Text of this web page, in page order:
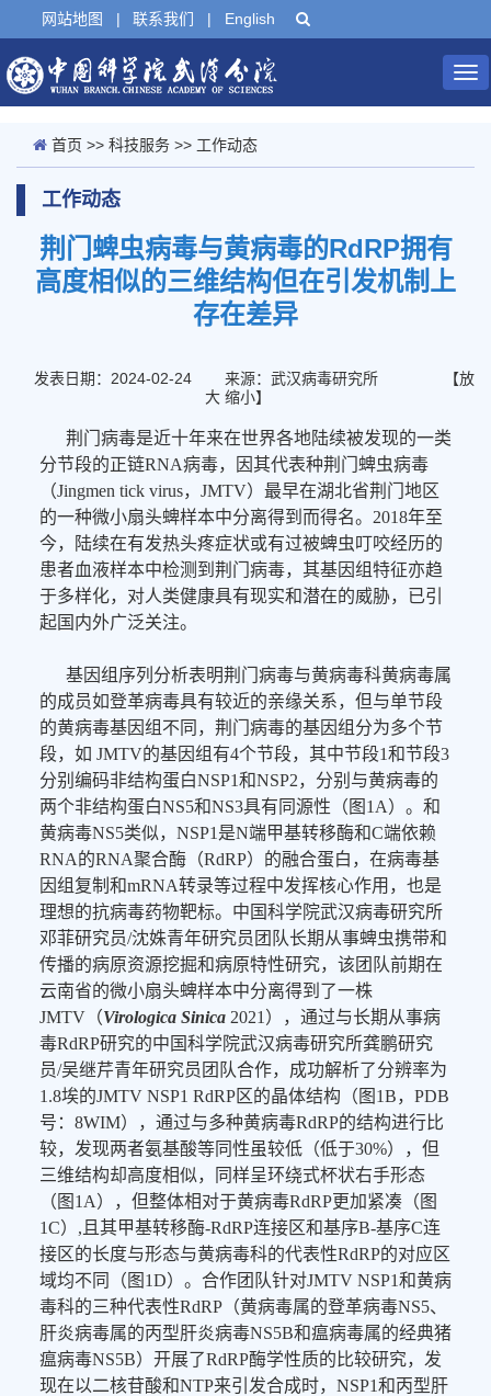
网站地图 | 联系我们 | English
首页 >> 科技服务 >> 工作动态
工作动态
荆门蜱虫病毒与黄病毒的RdRP拥有
高度相似的三维结构但在引发机制上
存在差异
发表日期：2024-02-24 来源：武汉病毒研究所 【放
大 缩小】
荆门病毒是近十年来在世界各地陆续被发现的一类
分节段的正链RNA病毒，因其代表种荆门蜱虫病毒
（Jingmen tick virus，JMTV）最早在湖北省荆门地区
的一种微小扇头蜱样本中分离得到而得名。2018年至
今，陆续在有发热头疼症状或有过被蜱虫叮咬经历的
患者血液样本中检测到荆门病毒，其基因组特征亦趋
于多样化，对人类健康具有现实和潜在的威胁，已引
起国内外广泛关注。
基因组序列分析表明荆门病毒与黄病毒科黄病毒属
的成员如登革病毒具有较近的亲缘关系，但与单节段
的黄病毒基因组不同，荆门病毒的基因组分为多个节
段，如 JMTV的基因组有4个节段，其中节段1和节段3
分别编码非结构蛋白NSP1和NSP2，分别与黄病毒的
两个非结构蛋白NS5和NS3具有同源性（图1A）。和
黄病毒NS5类似，NSP1是N端甲基转移酶和C端依赖
RNA的RNA聚合酶（RdRP）的融合蛋白，在病毒基
因组复制和mRNA转录等过程中发挥核心作用，也是
理想的抗病毒药物靶标。中国科学院武汉病毒研究所
邓菲研究员/沈姝青年研究员团队长期从事蜱虫携带和
传播的病原资源挖掘和病原特性研究，该团队前期在
云南省的微小扇头蜱样本中分离得到了一株
JMTV（Virologica Sinica 2021），通过与长期从事病
毒RdRP研究的中国科学院武汉病毒研究所龚鹏研究
员/吴继芹青年研究员团队合作，成功解析了分辨率为
1.8埃的JMTV NSP1 RdRP区的晶体结构（图1B，PDB
号：8WIM），通过与多种黄病毒RdRP的结构进行比
较，发现两者氨基酸等同性虽较低（低于30%），但
三维结构却高度相似，同样呈环绕式杯状右手形态
（图1A），但整体相对于黄病毒RdRP更加紧凑（图
1C）,且其甲基转移酶-RdRP连接区和基序B-基序C连
接区的长度与形态与黄病毒科的代表性RdRP的对应区
域均不同（图1D）。合作团队针对JMTV NSP1和黄病
毒科的三种代表性RdRP（黄病毒属的登革病毒NS5、
肝炎病毒属的丙型肝炎病毒NS5B和瘟病毒属的经典猪
瘟病毒NS5B）开展了RdRP酶学性质的比较研究，发
现在以二核苷酸和NTP来引发合成时，NSP1和丙型肝